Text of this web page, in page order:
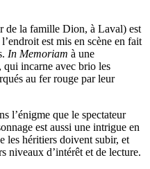
de la famille Dion, à Laval) est
est mis en scène en fait
In Memoriam à une
incarne avec brio les
au fer rouge par leur
l’énigme que le spectateur
est aussi une intrigue en
les héritiers doivent subir, et
niveaux d’intérêt et de lecture.